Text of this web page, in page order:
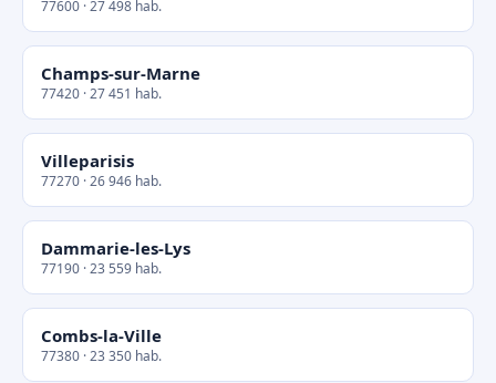
77600 · 27 498 hab.
Champs-sur-Marne
77420 · 27 451 hab.
Villeparisis
77270 · 26 946 hab.
Dammarie-les-Lys
77190 · 23 559 hab.
Combs-la-Ville
77380 · 23 350 hab.